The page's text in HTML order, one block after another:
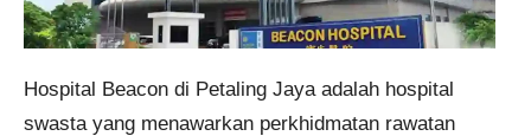
Hospital Beacon di Petaling Jaya adalah hospital
swasta yang menawarkan perkhidmatan rawatan